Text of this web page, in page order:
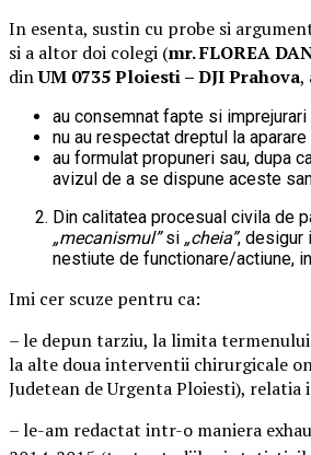
In esenta, sustin cu probe si
si a altor doi colegi (mr. FLOREA
dinUM 0735 Ploiesti – DJI Prahova,
au consemnat fapte si
nu au respectat dreptul la
au formulat propuneri sau, dupa
avizul de a se dispune aceste
Din calitatea procesual civila de
„mecanismul”si „cheia”, desigur
nestiute de functionare/actiune,
Imi cer scuze pentru ca:
– le depun tarziu, la limita
la alte doua interventii chirurgicale
Judetean de Urgenta Ploiesti),
– le-am redactat intr-o maniera